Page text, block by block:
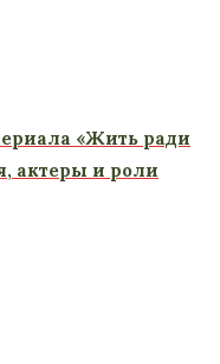
«Жить ради
актеры и роли